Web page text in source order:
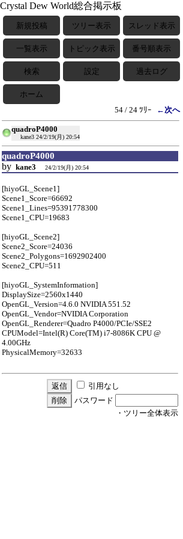
Crystal Dew World総合掲示板
新規投稿 ツリー表示 スレッド表示
一覧表示 トピック表示 番号順表示
検索 設定 過去ログ
ホーム
54 / 24 ﾂﾘｰ
←次へ
quadroP4000
kane3 24/2/19(月) 20:54
quadroP4000
by kane3 24/2/19(月) 20:54
[hiyoGL_Scene1]
Scene1_Score=66692
Scene1_Lines=95391778300
Scene1_CPU=19683
[hiyoGL_Scene2]
Scene2_Score=24036
Scene2_Polygons=1692902400
Scene2_CPU=511
[hiyoGL_SystemInformation]
DisplaySize=2560x1440
OpenGL_Version=4.6.0 NVIDIA 551.52
OpenGL_Vendor=NVIDIA Corporation
OpenGL_Renderer=Quadro P4000/PCIe/SSE2
CPUModel=Intel(R) Core(TM) i7-8086K CPU @
4.00GHz
PhysicalMemory=32633
引用なし
パスワード
・ツリー全体表示